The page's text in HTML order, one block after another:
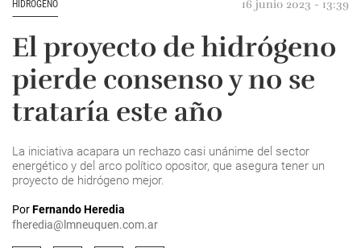
HIDRÓGENO 16 junio 2023 - 13:39
El proyecto de hidrógeno
pierde consenso y no se
trataría este año
La iniciativa acapara un rechazo casi unánime del sector
energético y del arco político opositor, que asegura tener un
proyecto de hidrógeno mejor.
PorFernando Heredia
fheredia@lmneuquen.com.ar